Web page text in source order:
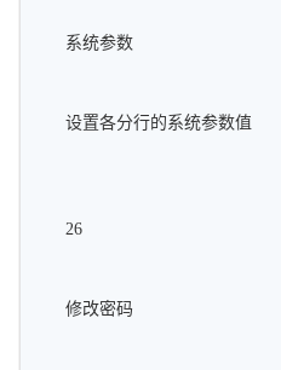
系统参数
设置各分行的系统参数值
26
修改密码